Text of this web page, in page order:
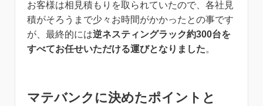
お客様は相見積もりを取られていたので、各社見
積がそろうまで少々お時間がかかったとの事です
が、最終的には逆ネスティングラック約300台を
すべてお任せいただける運びとなりました。
マテバンクに決めたポイントと